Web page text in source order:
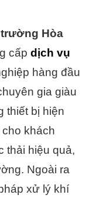
Hòa
cấp dịch vụ
hàng đầu
gia giàu
thiết bị hiện
khách
thải hiệu quả,
Ngoài ra
xử lý khí